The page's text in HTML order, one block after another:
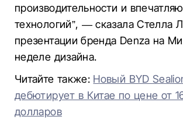
производительности и
технологий”, — сказала Стелла
презентации бренда Denza на
неделе дизайна.
Читайте также: Новый BYD
дебютирует в Китае по цене от
долларов